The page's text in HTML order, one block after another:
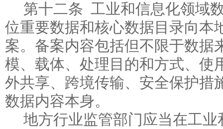
第十二条 工业和信息化领域
位重要数据和核心数据目录向本
案。备案内容包括但不限于数据
模、载体、处理目的和方式、使
外共享、跨境传输、安全保护措
数据内容本身。
地方行业监管部门应当在工